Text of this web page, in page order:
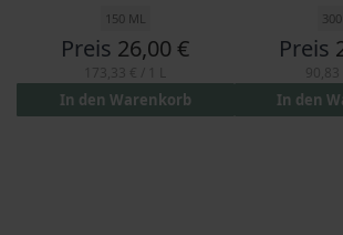
150 ML
Preis 26,00 €
In den Warenkorb
Preis
In den